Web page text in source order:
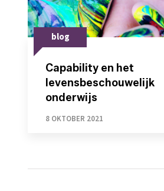
blog
Capability en het
levensbeschouwelijk
onderwijs
8 OKTOBER 2021